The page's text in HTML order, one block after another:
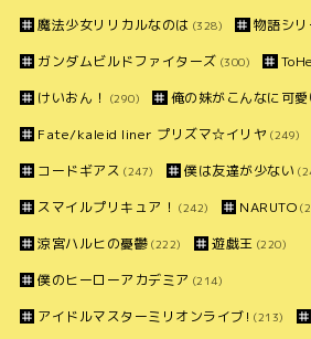
魔法少女リリカルなのは (328) 物語シ
ガンダムビルドファイターズ (300)
けいおん！ (290) 俺の妹がこんなに可
Fate/kaleid liner プリズマ☆イリヤ (249)
コードギアス (247) 僕は友達が少ない
スマイルプリキュア！ (242) NARUTO
涼宮ハルヒの憂鬱 (222) 遊戯王 (220)
僕のヒーローアカデミア (214)
アイドルマスターミリオンライブ! (213)